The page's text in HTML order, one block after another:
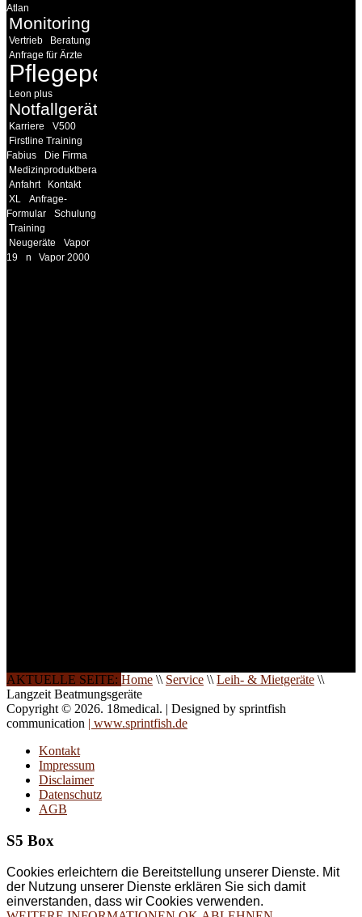
Atlan
Monitoring
Vertrieb
Beratung
Anfrage für Ärzte
Pflegepersonal
Leon plus
Notfallgeräte
Karriere
V500
Firstline Training
Fabius
Die Firma
Medizinproduktberater
Anfahrt
Kontakt
XL
Anfrage-
Formular
Schulung
Training
Neugeräte
Vapor
19
n Vapor 2000
AKTUELLE SEITE: Home \\ Service \\ Leih- & Mietgeräte \\
Langzeit Beatmungsgeräte
Copyright © 2026. 18medical. | Designed by sprintfish
communication | www.sprintfish.de
Kontakt
Impressum
Disclaimer
Datenschutz
AGB
S5 Box
Cookies erleichtern die Bereitstellung unserer Dienste. Mit
der Nutzung unserer Dienste erklären Sie sich damit
einverstanden, dass wir Cookies verwenden.